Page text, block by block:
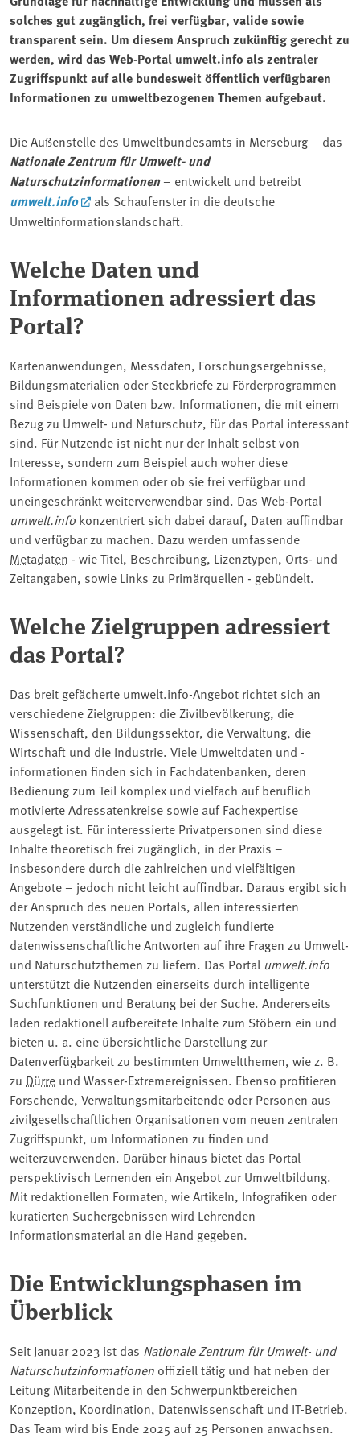
solches gut zugänglich, frei verfügbar, valide sowie
transparent sein. Um diesem Anspruch zukünftig gerecht zu
werden, wird das Web-Portal umwelt.info als zentraler
Zugriffspunkt auf alle bundesweit öffentlich verfügbaren
Informationen zu umweltbezogenen Themen aufgebaut.
Die Außenstelle des Umweltbundesamts in Merseburg – das
Nationale Zentrum für Umwelt- und
Naturschutzinformationen– entwickelt und betreibt
umwelt.info
als Schaufenster in die deutsche
Umweltinformationslandschaft.
Welche Daten und
Informationen adressiert das
Portal?
Kartenanwendungen, Messdaten, Forschungsergebnisse,
Bildungsmaterialien oder Steckbriefe zu Förderprogrammen
sind Beispiele von Daten bzw. Informationen, die mit einem
Bezug zu Umwelt- und Naturschutz, für das Portal interessant
sind. Für Nutzende ist nicht nur der Inhalt selbst von
Interesse, sondern zum Beispiel auch woher diese
Informationen kommen oder ob sie frei verfügbar und
uneingeschränkt weiterverwendbar sind. Das Web-Portal
umwelt.info konzentriert sich dabei darauf, Daten auffindbar
und verfügbar zu machen. Dazu werden umfassende
Metadaten - wie Titel, Beschreibung, Lizenztypen, Orts- und
Zeitangaben, sowie Links zu Primärquellen - gebündelt.
Welche Zielgruppen adressiert
das Portal?
Das breit gefächerte umwelt.info-Angebot richtet sich an
verschiedene Zielgruppen: die Zivilbevölkerung, die
Wissenschaft, den Bildungssektor, die Verwaltung, die
Wirtschaft und die Industrie. Viele Umweltdaten und -
informationen finden sich in Fachdatenbanken, deren
Bedienung zum Teil komplex und vielfach auf beruflich
motivierte Adressatenkreise sowie auf Fachexpertise
ausgelegt ist. Für interessierte Privatpersonen sind diese
Inhalte theoretisch frei zugänglich, in der Praxis –
insbesondere durch die zahlreichen und vielfältigen
Angebote – jedoch nicht leicht auffindbar. Daraus ergibt sich
der Anspruch des neuen Portals, allen interessierten
Nutzenden verständliche und zugleich fundierte
datenwissenschaftliche Antworten auf ihre Fragen zu Umwelt-
und Naturschutzthemen zu liefern. Das Portal umwelt.info
unterstützt die Nutzenden einerseits durch intelligente
Suchfunktionen und Beratung bei der Suche. Andererseits
laden redaktionell aufbereitete Inhalte zum Stöbern ein und
bieten u. a. eine übersichtliche Darstellung zur
Datenverfügbarkeit zu bestimmten Umweltthemen, wie z. B.
zu Dürre und Wasser-Extremereignissen. Ebenso profitieren
Forschende, Verwaltungsmitarbeitende oder Personen aus
zivilgesellschaftlichen Organisationen vom neuen zentralen
Zugriffspunkt, um Informationen zu finden und
weiterzuverwenden. Darüber hinaus bietet das Portal
perspektivisch Lernenden ein Angebot zur Umweltbildung.
Mit redaktionellen Formaten, wie Artikeln, Infografiken oder
kuratierten Suchergebnissen wird Lehrenden
Informationsmaterial an die Hand gegeben.
Die Entwicklungsphasen im
Überblick
Seit Januar 2023 ist das Nationale Zentrum für Umwelt- und
Naturschutzinformationen offiziell tätig und hat neben der
Leitung Mitarbeitende in den Schwerpunktbereichen
Konzeption, Koordination, Datenwissenschaft und IT-Betrieb.
Das Team wird bis Ende 2025 auf 25 Personen anwachsen.